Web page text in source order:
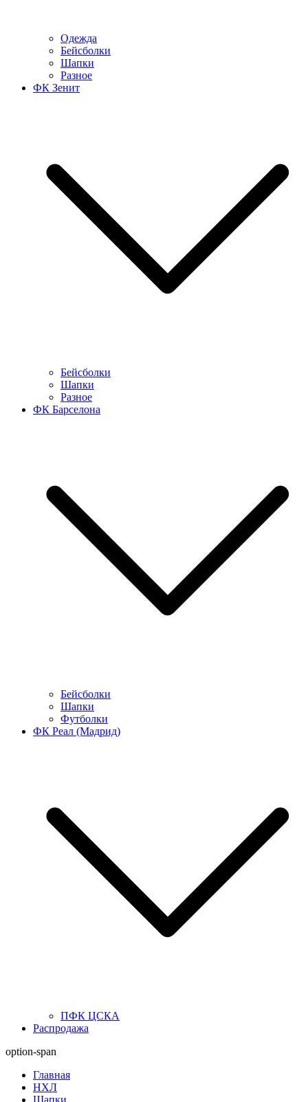
Одежда
Бейсболки
Шапки
Разное
ФК Зенит
Бейсболки
Шапки
Разное
ФК Барселона
Бейсболки
Шапки
Футболки
ФК Реал (Мадрид)
ПФК ЦСКА
Распродажа
option-span
Главная
НХЛ
Шапки